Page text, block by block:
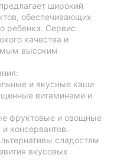
широкий
обеспечивающих
ребенка. Сервис
качества и
высоким
и вкусные каши
витаминами и
фруктовые и овощные
консервантов.
сладостям
вкусовых